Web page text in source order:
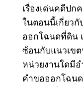
เรื่องเด่นคดีปก
ในตอนนี้เกี่ยวกั
ออกโฉนดที่ดิน
ซ้อนกับแนวเขต
หน่วยงานใดมี
คำขอออกโฉน